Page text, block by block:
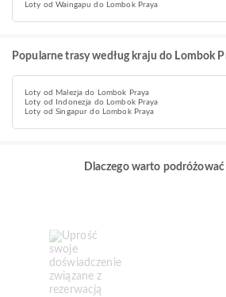
Loty od Waingapu do Lombok Praya
Popularne trasy według kraju do Lombok
Loty od Malezja do Lombok Praya
Loty od Indonezja do Lombok Praya
Loty od Singapur do Lombok Praya
Dlaczego warto podróżować